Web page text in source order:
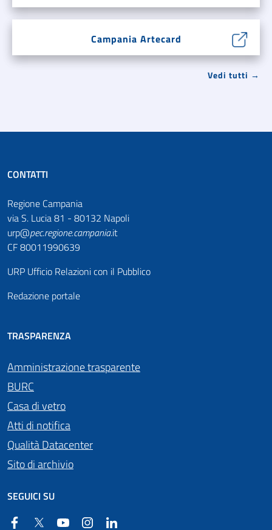
Campania Artecard
Vedi tutti →
CONTATTI
Regione Campania
via S. Lucia 81 - 80132 Napoli
urp@pec.regione.campania.it
CF 80011990639
URP Ufficio Relazioni con il Pubblico
Redazione portale
TRASPARENZA
Amministrazione trasparente
BURC
Casa di vetro
Atti di notifica
Qualità Datacenter
Sito di archivio
SEGUICI SU
FacebookTwitter YouTube Instagram